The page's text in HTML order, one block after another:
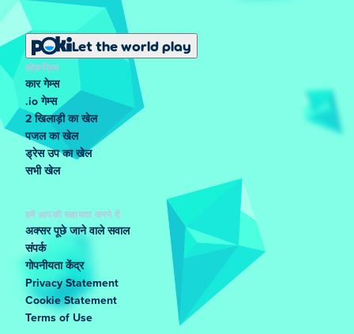
Let the world play
लोकप्रिय
कार गेम्स
.io गेम्स
2 खिलाड़ी का खेल
पजल का खेल
ड्रेस उप का खेल
सभी खेल
हमें आपकी सहायता करने दें
अक्सर पूछे जाने वाले सवाल
संपर्क
गोपनीयता केंद्र
Privacy Statement
Cookie Statement
Terms of Use